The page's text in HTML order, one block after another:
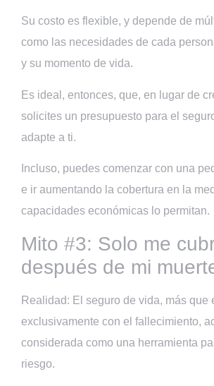
Su costo es flexible, y depende de
como las necesidades de cada
y su momento de vida.
Es ideal, entonces, que, en lugar de
solicites un presupuesto para el
adapte a ti.
Incluso, puedes comenzar con una
e ir aumentando la cobertura en la
capacidades económicas lo permitan.
Mito #3: Solo me
después de mi
Realidad: El seguro de vida, más que
exclusivamente con el fallecimiento,
considerada como una herramienta
riesgo.